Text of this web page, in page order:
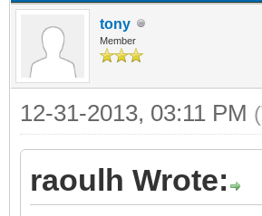
tony
Member
12-31-2013, 03:11 PM
raoulh Wrote: